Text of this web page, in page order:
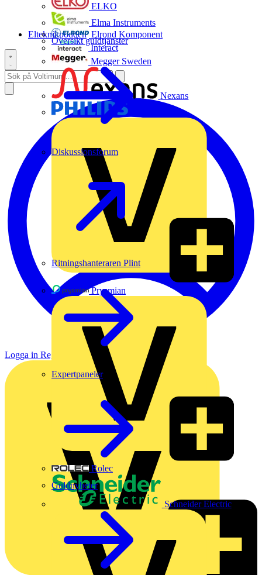
ELKO
Elma Instruments
Elrond Komponent
Interact
Megger Sweden
Nexans
Prysmian
Rolec
Schneider Electric
Översikt guldtjänster
Diskussionsforum
Ritningshanteraren Plint
Expertpaneler
Guldnyheter
Elteknikpodden
Logga in Registrera dig